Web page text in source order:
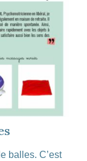
balles. C’est